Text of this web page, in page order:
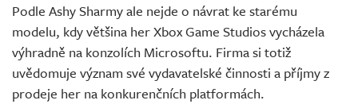
Podle Ashy Sharmy ale nejde o návrat ke starému
modelu, kdy většina her Xbox Game Studios vycházela
výhradně na konzolích Microsoftu. Firma si totiž
uvědomuje význam své vydavatelské činnosti a příjmy z
prodeje her na konkurenčních platformách.